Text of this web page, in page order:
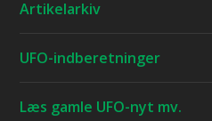
Artikelarkiv
UFO-indberetninger
Læs gamle UFO-nyt mv.